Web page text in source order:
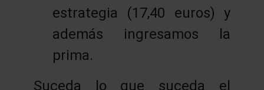
estrategia (17,40 euros) y
además ingresamos la
prima.
Suceda lo que suceda el